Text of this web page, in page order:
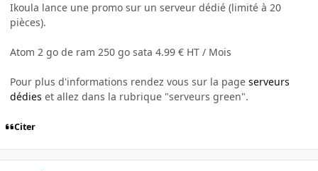
Ikoula lance une promo sur un serveur dédié (limité à 20
pièces).
Atom 2 go de ram 250 go sata 4.99 € HT / Mois
Pour plus d'informations rendez vous sur la page serveurs
dédies et allez dans la rubrique "serveurs green".
Citer